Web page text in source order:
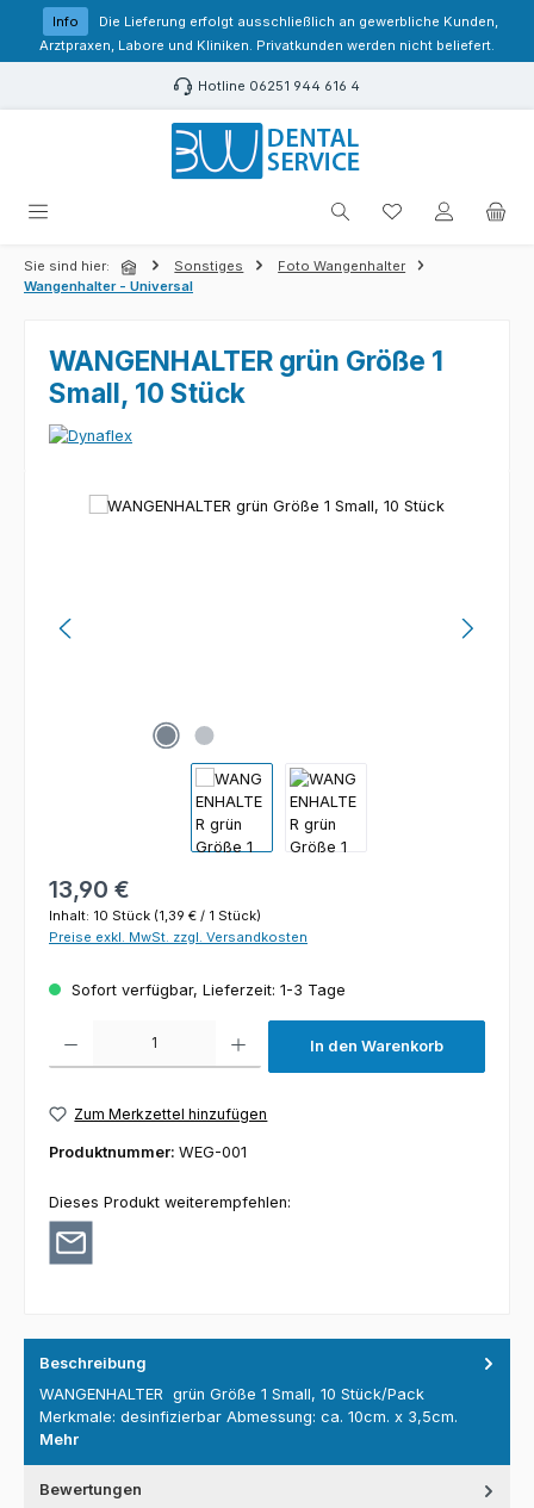
Zum Hauptinhalt springen
Info
Die Lieferung erfolgt ausschließlich an gewerbliche Kunden,
Arztpraxen, Labore und Kliniken. Privatkunden werden nicht beliefert.
Hotline 06251 944 616 4
Du hast 0
Sie sind hier: Sonstiges
Foto Wangenhalter
Wangenhalter - Universal
WANGENHALTER grün Größe 1
Small, 10 Stück
Bildergalerie überspringen
Regulärer Preis:
13,90 €
Inhalt: 10 Stück (1,39 € / 1 Stück)
Preise exkl. MwSt. zzgl. Versandkosten
Sofort verfügbar, Lieferzeit: 1-3 Tage
In den Warenkorb
Zum Merkzettel hinzufügen
Produktnummer: WEG-001
Dieses Produkt weiterempfehlen:
Beschreibung
WANGENHALTER grün Größe 1 Small, 10 Stück/Pack
Merkmale: desinfizierbar Abmessung: ca. 10cm. x 3,5cm.
Mehr
Bewertungen